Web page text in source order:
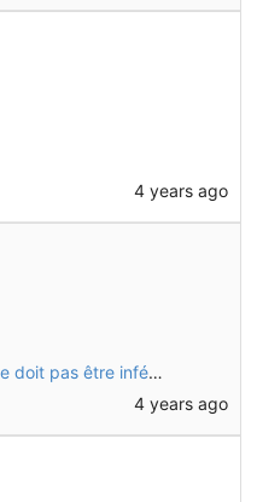
4 years ago
Correction rayon de courbure (ne doit pas être inférieur à l'épaisseur de la tôle)
4 years ago